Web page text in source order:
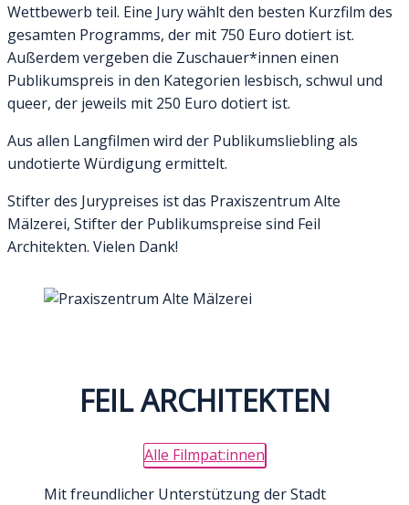
Wettbewerb teil. Eine Jury wählt den besten Kurzfilm des
gesamten Programms, der mit 750 Euro dotiert ist.
Außerdem vergeben die Zuschauer*innen einen
Publikumspreis in den Kategorien lesbisch, schwul und
queer, der jeweils mit 250 Euro dotiert ist.
Aus allen Langfilmen wird der Publikumsliebling als
undotierte Würdigung ermittelt.
Stifter des Jurypreises ist das Praxiszentrum Alte
Mälzerei, Stifter der Publikumspreise sind Feil
Architekten. Vielen Dank!
FEIL ARCHITEKTEN
Alle Filmpat:innen
Mit freundlicher Unterstützung der Stadt